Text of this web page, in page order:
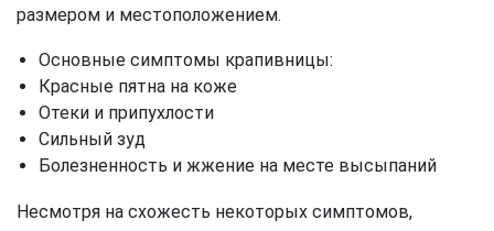
размером и местоположением.
Основные симптомы крапивницы:
Красные пятна на коже
Отеки и припухлости
Сильный зуд
Болезненность и жжение на месте высыпаний
Несмотря на схожесть некоторых симптомов,